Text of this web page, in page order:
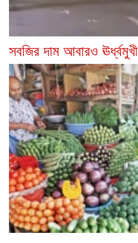
সবজির দাম আবারও ঊর্ধ্বমুখী